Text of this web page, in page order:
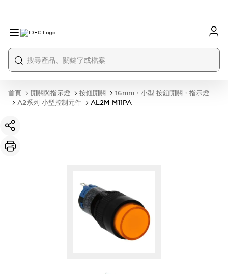
首頁 開關與指示燈 按鈕開關
16mm・小型 按鈕開關・指示燈
A2系列 小型控制元件
AL2M-M11PA